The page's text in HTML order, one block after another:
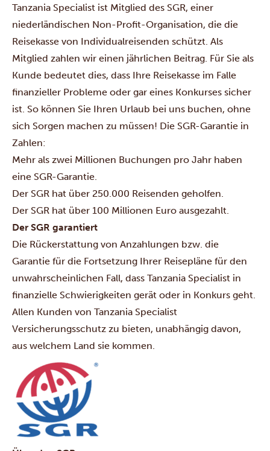
Tanzania Specialist ist Mitglied des SGR, einer
niederländischen Non-Profit-Organisation, die die
Reisekasse von Individualreisenden schützt. Als
Mitglied zahlen wir einen jährlichen Beitrag. Für Sie als
Kunde bedeutet dies, dass Ihre Reisekasse im Falle
finanzieller Probleme oder gar eines Konkurses sicher
ist. So können Sie Ihren Urlaub bei uns buchen, ohne
sich Sorgen machen zu müssen! Die SGR-Garantie in
Zahlen:
Mehr als zwei Millionen Buchungen pro Jahr haben
eine SGR-Garantie.
Der SGR hat über 250.000 Reisenden geholfen.
Der SGR hat über 100 Millionen Euro ausgezahlt.
Der SGR garantiert
Die Rückerstattung von Anzahlungen bzw. die
Garantie für die Fortsetzung Ihrer Reisepläne für den
unwahrscheinlichen Fall, dass Tanzania Specialist in
finanzielle Schwierigkeiten gerät oder in Konkurs geht.
Allen Kunden von Tanzania Specialist
Versicherungsschutz zu bieten, unabhängig davon,
aus welchem Land sie kommen.